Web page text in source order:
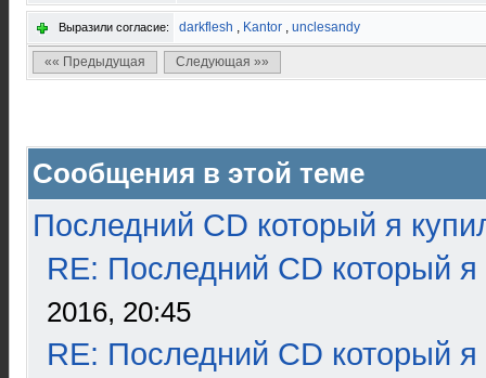
Выразили согласие: darkflesh , Kantor , unclesandy
«« Предыдущая Следующая »»
Сообщения в этой теме
Последний CD который я
RE: Последний CD который я
2016, 20:45
RE: Последний CD который я